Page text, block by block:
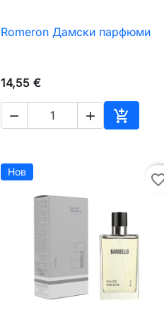
 Бърз преглед
Romeron Дамски парфюми
14,55 €
  
Нов